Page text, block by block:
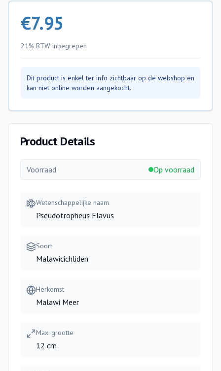
€7.95
21% BTW inbegrepen
Dit product is enkel ter info zichtbaar op de webshop en
kan niet online worden aangekocht.
Product Details
Voorraad Op voorraad
Wetenschappelijke naam
Pseudotropheus Flavus
Soort
Malawicichliden
Herkomst
Malawi Meer
Max. grootte
12 cm